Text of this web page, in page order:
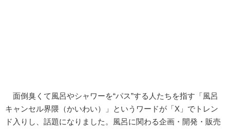
面倒臭くて風呂やシャワーを“パス”する人たちを指す「風呂
キャンセル界隈（かいわい）」というワードが「X」でトレン
ド入りし、話題になりました。風呂に関わる企画・開発・販売